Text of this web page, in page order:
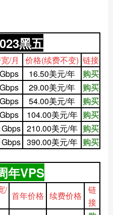
黑五
/月 价格(续费不变) 链接
16.50美元/年
购买
29.00美元/年
购买
54.00美元/年
购买
104.00美元/年 购买
210.00美元/年 购买
390.00美元/年 购买
年VPS
/
首年价格 续费价格
链
接